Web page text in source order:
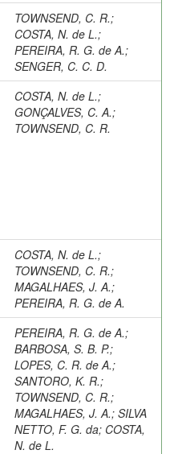
TOWNSEND, C. R.;
COSTA, N. de L.;
PEREIRA, R. G. de A.;
SENGER, C. C. D.
COSTA, N. de L.;
GONÇALVES, C. A.;
TOWNSEND, C. R.
COSTA, N. de L.;
TOWNSEND, C. R.;
MAGALHAES, J. A.;
PEREIRA, R. G. de A.
PEREIRA, R. G. de A.;
BARBOSA, S. B. P.;
LOPES, C. R. de A.;
SANTORO, K. R.;
TOWNSEND, C. R.;
MAGALHAES, J. A.; SILVA
NETTO, F. G. da; COSTA,
N. de L.